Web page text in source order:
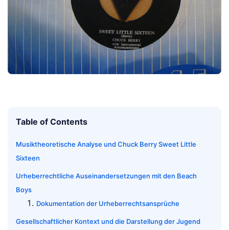
Table of Contents
Musiktheoretische Analyse und Chuck Berry Sweet Little
Sixteen
Urheberrechtliche Auseinandersetzungen mit den Beach
Boys
Dokumentation der Urheberrechtsansprüche
Gesellschaftlicher Kontext und die Darstellung der Jugend